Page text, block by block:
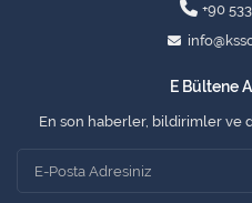
+90
E Bültene
En son haberler, bildirimler ve